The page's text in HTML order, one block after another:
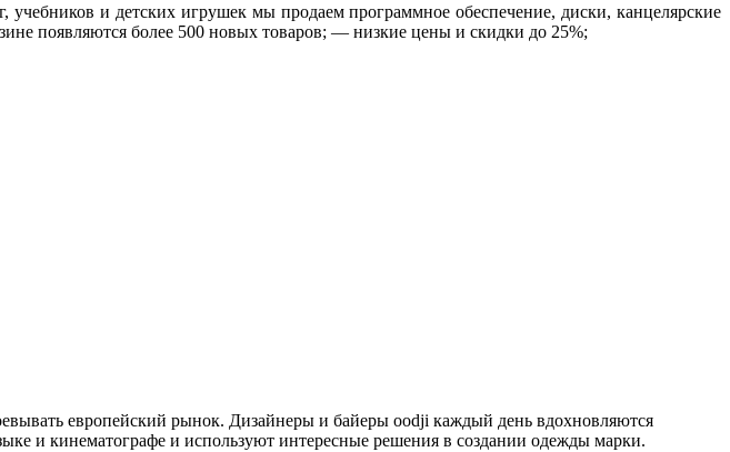
и детских игрушек мы продаем программное обеспечение, диски, канцелярские
появляются более 500 новых товаров; — низкие цены и скидки до 25%;
европейский рынок. Дизайнеры и байеры oodji каждый день вдохновляются
и кинематографе и используют интересные решения в создании одежды марки.